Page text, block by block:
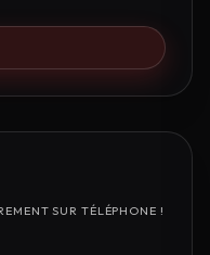
SUR TÉLÉPHONE !